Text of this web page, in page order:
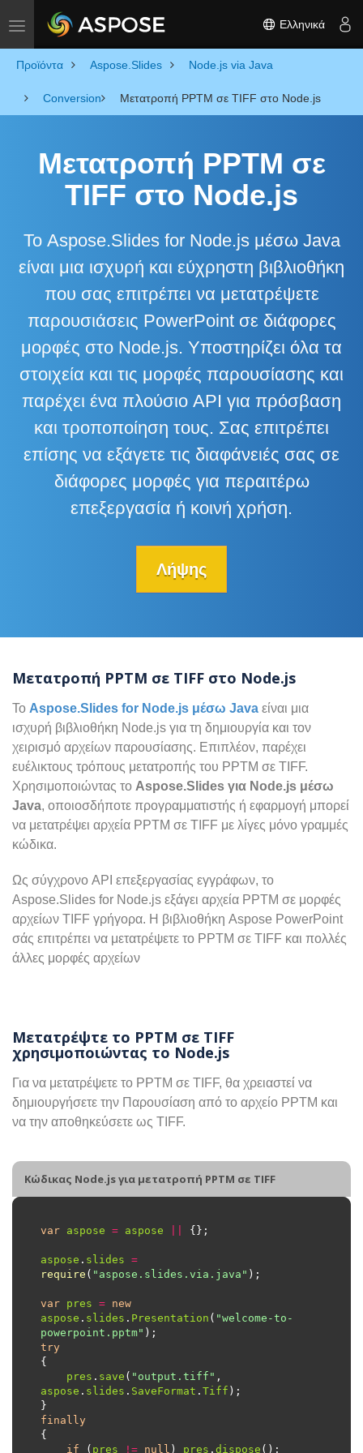
Toggle navigation Ελληνικά
Προϊόντα Aspose.Slides Node.js via Java
Conversion Μετατροπή PPTM σε TIFF στο Node.js
Μετατροπή PPTM σε
TIFF στο Node.js
Το Aspose.Slides for Node.js μέσω Java
είναι μια ισχυρή και εύχρηστη βιβλιοθήκη
που σας επιτρέπει να μετατρέψετε
παρουσιάσεις PowerPoint σε διάφορες
μορφές στο Node.js. Υποστηρίζει όλα τα
στοιχεία και τις μορφές παρουσίασης και
παρέχει ένα πλούσιο API για πρόσβαση
και τροποποίηση τους. Σας επιτρέπει
επίσης να εξάγετε τις διαφάνειές σας σε
διάφορες μορφές για περαιτέρω
επεξεργασία ή κοινή χρήση.
Λήψης
Μετατροπή PPTM σε TIFF στο Node.js
Το Aspose.Slides for Node.js μέσω Java είναι μια
ισχυρή βιβλιοθήκη Node.js για τη δημιουργία και τον
χειρισμό αρχείων παρουσίασης. Επιπλέον, παρέχει
ευέλικτους τρόπους μετατροπής του PPTM σε TIFF.
Χρησιμοποιώντας το Aspose.Slides για Node.js μέσω
Java, οποιοσδήποτε προγραμματιστής ή εφαρμογή μπορεί
να μετατρέψει αρχεία PPTM σε TIFF με λίγες μόνο γραμμές
κώδικα.
Ως σύγχρονο API επεξεργασίας εγγράφων, το
Aspose.Slides for Node.js εξάγει αρχεία PPTM σε μορφές
αρχείων TIFF γρήγορα. Η βιβλιοθήκη Aspose PowerPoint
σάς επιτρέπει να μετατρέψετε το PPTM σε TIFF και πολλές
άλλες μορφές αρχείων
Μετατρέψτε το PPTM σε TIFF
χρησιμοποιώντας το Node.js
Για να μετατρέψετε το PPTM σε TIFF, θα χρειαστεί να
δημιουργήσετε την Παρουσίαση από το αρχείο PPTM και
να την αποθηκεύσετε ως TIFF.
Κώδικας Node.js για μετατροπή PPTM σε TIFF
var aspose = aspose
aspose . slides =
require ( "aspose.slides.via.java"
var pres = new
aspose . slides . Presentation ( "welcome-to-
powerpoint.pptm"
try
pres . save ( "output.tiff"
aspose . slides . SaveFormat . Tiff
finally
if ( pres != null ) pres . dispose